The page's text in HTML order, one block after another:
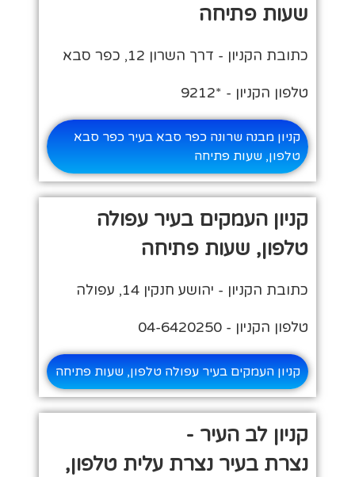
שעות פתיחה
כתובת הקניון - דרך השרון 12‏, כפר סבא
טלפון הקניון - *9212
קניון מבנה שרונה כפר סבא בעיר כפר סבא
טלפון, שעות פתיחה
קניון העמקים בעיר עפולה
טלפון, שעות פתיחה
כתובת הקניון - יהושע חנקין 14, עפולה
טלפון הקניון - 04-6420250
קניון העמקים בעיר עפולה טלפון, שעות פתיחה
קניון לב העיר -
נצרת בעיר נצרת עלית טלפון,